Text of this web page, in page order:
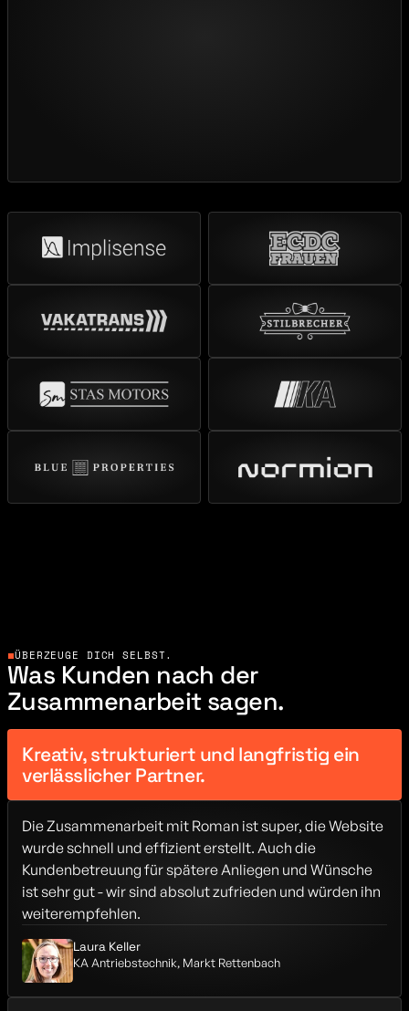
ÜBERZEUGE DICH SELBST.
Was Kunden nach der
Zusammenarbeit sagen.
Kreativ, strukturiert und langfristig ein
verlässlicher Partner.
Die Zusammenarbeit mit Roman ist super, die Website
wurde schnell und effizient erstellt. Auch die
Kundenbetreuung für spätere Anliegen und Wünsche
ist sehr gut - wir sind absolut zufrieden und würden ihn
weiterempfehlen.
Laura Keller
KA Antriebstechnik, Markt Rettenbach